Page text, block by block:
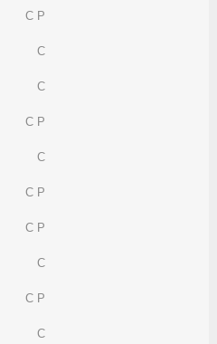
C P
C
C
C P
C
C P
C P
C
C P
C